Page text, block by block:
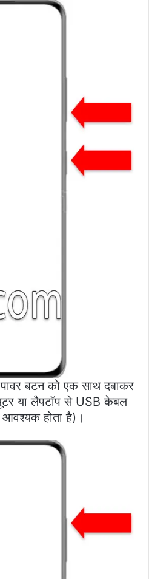
बटन को एक साथ दबाकर
या लैपटॉप से USB केबल
होता है)।